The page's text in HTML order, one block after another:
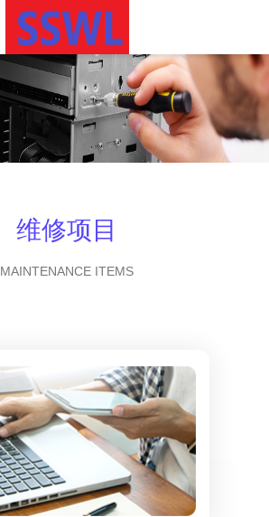
维修项目
MAINTENANCE ITEMS